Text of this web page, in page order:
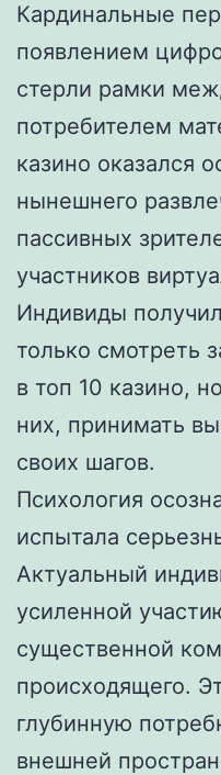
Кардинальные
появлением
стерли рамки
потребителем
казино оказался
нынешнего
пассивных
участников
Индивиды
только смотреть
в топ 10 казино,
них, принимать
своих шагов.
Психология
испытала
Актуальный
усиленной
существенной
происходящего.
глубинную
внешней